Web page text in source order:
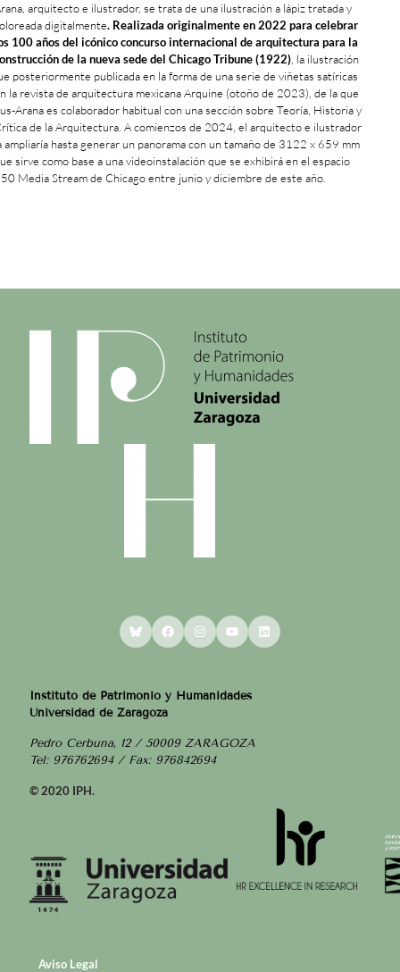
arquitecto e ilustrador, se trata de una ilustración a lápiz tratada y
digitalmente. Realizada originalmente en 2022 para celebrar
100 años del icónico concurso internacional de arquitectura para la
de la nueva sede del Chicago Tribune (1922) , la ilustración
posteriormente publicada en la forma de una serie de viñetas satíricas
la revista de arquitectura mexicana Arquine (otoño de 2023), de la que
Arana es colaborador habitual con una sección sobre Teoría, Historia y
de la Arquitectura. A comienzos de 2024, el arquitecto e ilustrador
ampliaría hasta generar un panorama con un tamaño de 3122 x 659 mm
sirve como base a una videoinstalación que se exhibirá en el espacio
Media Stream de Chicago entre junio y diciembre de este año.
BlueskyFacebookInstagram
YouTubeLinkedIn
Instituto de Patrimonio y Humanidades
Universidad de Zaragoza
Pedro Cerbuna, 12 / 50009 ZARAGOZA
Tel: 976762694 / Fax: 976842694
© 2020 IPH.
Aviso Legal